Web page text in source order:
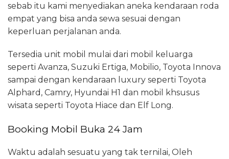
sebab itu kami menyediakan aneka kendaraan roda
empat yang bisa anda sewa sesuai dengan
keperluan perjalanan anda.
Tersedia unit mobil mulai dari mobil keluarga
seperti Avanza, Suzuki Ertiga, Mobilio, Toyota Innova
sampai dengan kendaraan luxury seperti Toyota
Alphard, Camry, Hyundai H1 dan mobil khsusus
wisata seperti Toyota Hiace dan Elf Long.
Booking Mobil Buka 24 Jam
Waktu adalah sesuatu yang tak ternilai, Oleh